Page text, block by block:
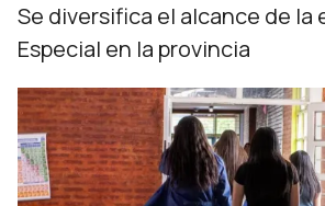
Se diversifica el alcance de la
Especial en la provincia